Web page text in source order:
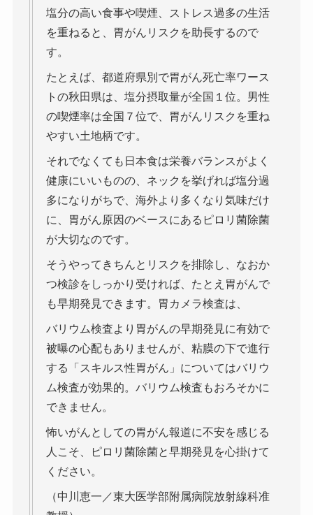
塩分の高い食事や喫煙、ストレス過多の生活
を重ねると、胃がんリスクを助長するので
す。
たとえば、都道府県別で胃がん死亡率ワース
トの秋田県は、塩分摂取量が全国１位。男性
の喫煙率は全国７位で、胃がんリスクを重ね
やすい土地柄です。
それでなくても日本食は栄養バランスがよく
健康にいいものの、ネックを挙げれば塩分過
多になりがちで、海外より多くなり気味だけ
に、胃がん原因のベースにあるピロリ菌除菌
が大切なのです。
そうやってきちんとリスクを排除し、なおか
つ検診をしっかり受ければ、たとえ胃がんで
も早期発見できます。胃カメラ検査は、
バリウム検査より胃がんの早期発見に有効で
被曝の心配もありませんが、粘膜の下で進行
する「スキルス性胃がん」についてはバリウ
ム検査が効果的。バリウム検査もおろそかに
できません。
怖いがんとしての胃がん報道に不安を感じる
人こそ、ピロリ菌除菌と早期発見を心掛けて
ください。
（中川恵一／東大医学部附属病院放射線科准